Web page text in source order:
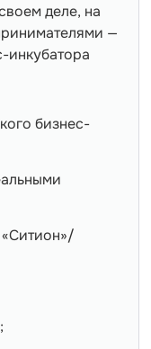
деле, на
—
инкубатора
бизнес-